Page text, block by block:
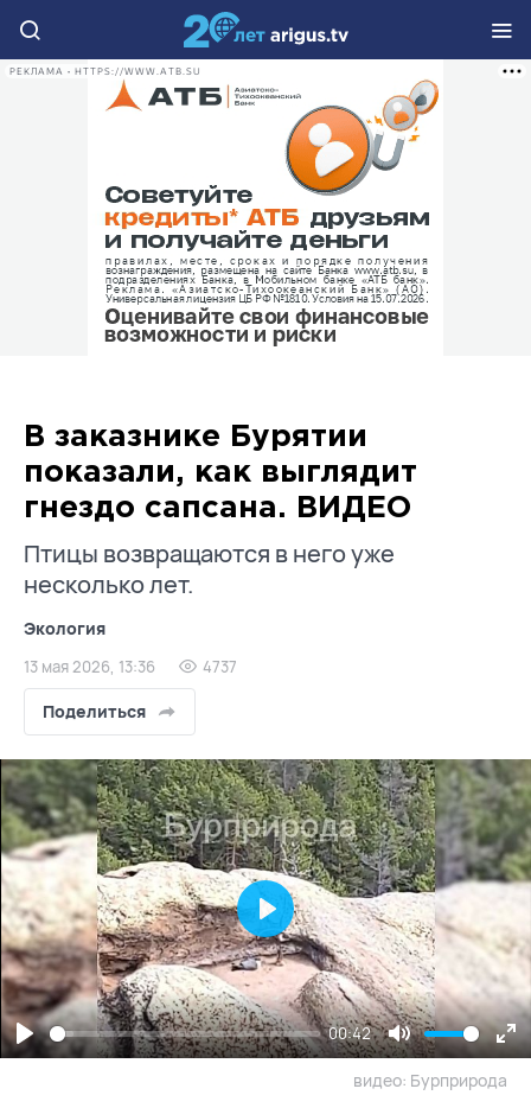
РЕКЛАМА • HTTPS://WWW.ATB.SU
В заказнике Бурятии
показали, как выглядит
гнездо сапсана. ВИДЕО
Птицы возвращаются в него уже
несколько лет.
Экология
13 мая 2026, 13:36 4737
Поделиться
Play
00:42
Mute
Play
видео: Бурприрода